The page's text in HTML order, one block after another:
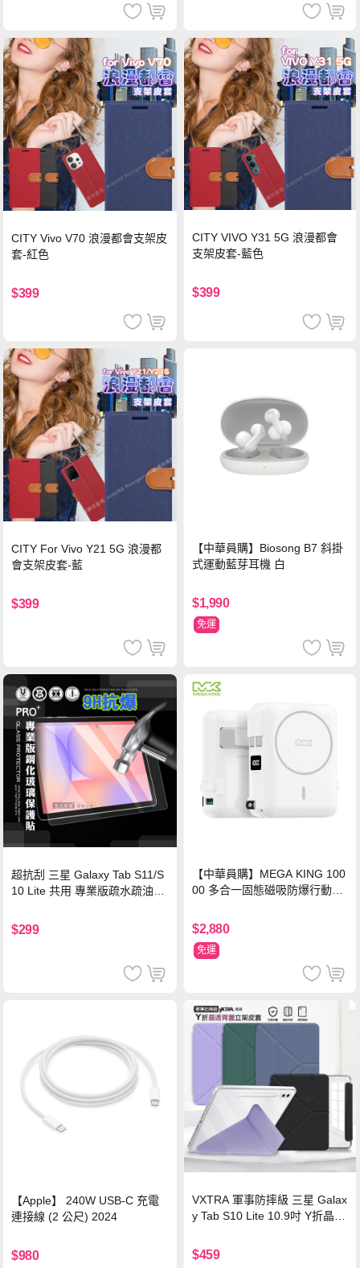
CITY Vivo V70 浪漫都會支架皮
套-紅色
$399
CITY VIVO Y31 5G 浪漫都會
支架皮套-藍色
$399
CITY For Vivo Y21 5G 浪漫都
會支架皮套-藍
$399
【中華員購】Biosong B7 斜掛
式運動藍芽耳機 白
$1,990
免運
超抗刮 三星 Galaxy Tab S11/S
10 Lite 共用 專業版疏水疏油9H
$299
【中華員購】MEGA KING 100
00 多合一固態磁吸防爆行動電
$2,880
免運
【Apple】 240W USB-C 充電
連接線 (2 公尺) 2024
$980
VXTRA 軍事防摔級 三星 Galax
y Tab S10 Lite 10.9吋 Y折晶透
$459